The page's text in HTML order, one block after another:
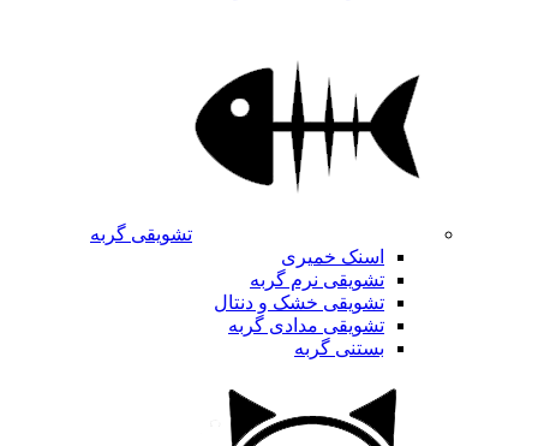
تشویقی گربه
اسنک خمیری
تشویقی نرم گربه
تشویقی خشک و دنتال
تشویقی مدادی گربه
بستنی گربه